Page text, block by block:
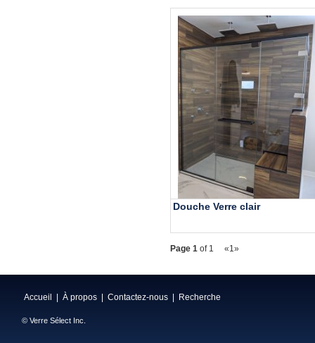
Douche Verre clair
Page 1 of 1 «1»
Accueil À propos Contactez-nous Recherche
© Verre Sélect Inc.